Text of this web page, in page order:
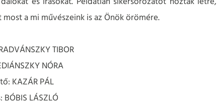
a mi művészeink is az Önök örömére.
TIBOR
NÓRA
KAZÁR PÁL
LÁSZLÓ